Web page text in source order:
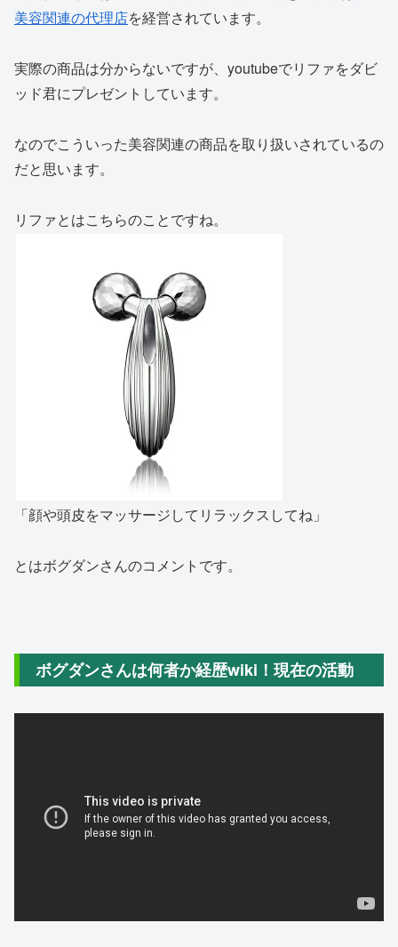
美容関連の代理店を経営されています。
実際の商品は分からないですが、youtubeでリファをダビ
ッド君にプレゼントしています。
なのでこういった美容関連の商品を取り扱いされているの
だと思います。
リファとはこちらのことですね。
「顔や頭皮をマッサージしてリラックスしてね」
とはボグダンさんのコメントです。
ボグダンさんは何者か経歴wiki！現在の活動